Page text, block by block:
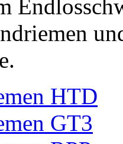
HTD
GT3